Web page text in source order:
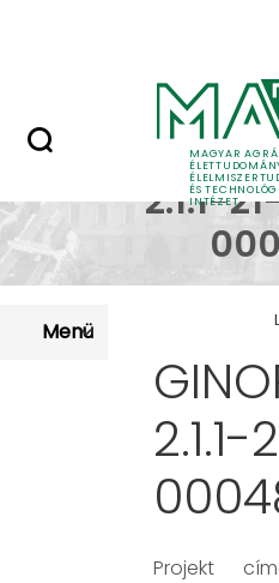
MAGYAR
ÉS
INTÉZET
2.1.1-
Menü
Projekt